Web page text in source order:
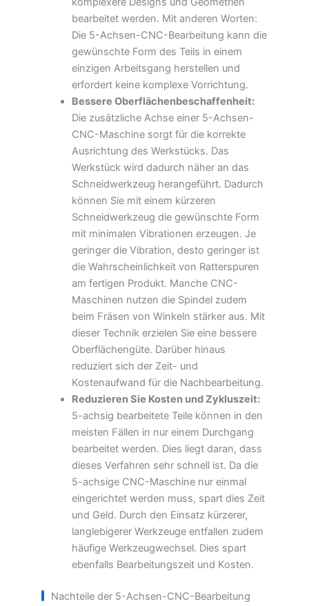
bearbeitet werden. Mit anderen Worten:
Die 5-Achsen-CNC-Bearbeitung kann die
gewünschte Form des Teils in einem
einzigen Arbeitsgang herstellen und
erfordert keine komplexe Vorrichtung.
Bessere Oberflächenbeschaffenheit:
Die zusätzliche Achse einer 5-Achsen-
CNC-Maschine sorgt für die korrekte
Ausrichtung des Werkstücks. Das
Werkstück wird dadurch näher an das
Schneidwerkzeug herangeführt. Dadurch
können Sie mit einem kürzeren
Schneidwerkzeug die gewünschte Form
mit minimalen Vibrationen erzeugen. Je
geringer die Vibration, desto geringer ist
die Wahrscheinlichkeit von Ratterspuren
am fertigen Produkt. Manche CNC-
Maschinen nutzen die Spindel zudem
beim Fräsen von Winkeln stärker aus. Mit
dieser Technik erzielen Sie eine bessere
Oberflächengüte. Darüber hinaus
reduziert sich der Zeit- und
Kostenaufwand für die Nachbearbeitung.
Reduzieren Sie Kosten und Zykluszeit:
5-achsig bearbeitete Teile können in den
meisten Fällen in nur einem Durchgang
bearbeitet werden. Dies liegt daran, dass
dieses Verfahren sehr schnell ist. Da die
5-achsige CNC-Maschine nur einmal
eingerichtet werden muss, spart dies Zeit
und Geld. Durch den Einsatz kürzerer,
langlebigerer Werkzeuge entfallen zudem
häufige Werkzeugwechsel. Dies spart
ebenfalls Bearbeitungszeit und Kosten.
Nachteile der 5-Achsen-CNC-Bearbeitung